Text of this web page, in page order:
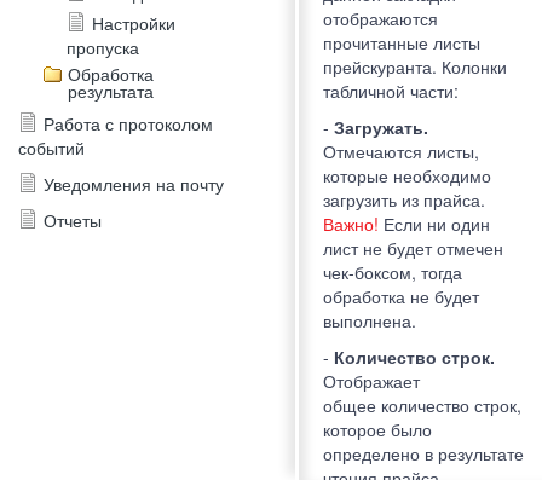
Настройки
пропуска
Обработка
результата
Работа с протоколом
событий
Уведомления на почту
Отчеты
отображаются
прочитанные листы
прейскуранта. Колонки
табличной части:
- Загружать.
Отмечаются листы,
которые необходимо
загрузить из прайса.
Важно! Если ни один
лист не будет отмечен
чек-боксом, тогда
обработка не будет
выполнена.
- Количество строк.
Отображает
общее количество строк,
которое было
определено в результате